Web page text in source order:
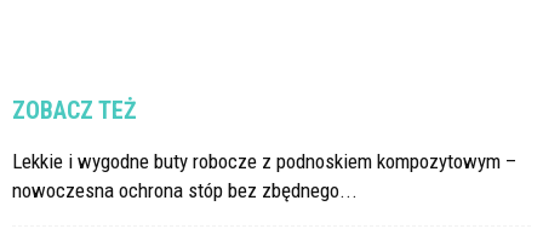
ZOBACZ TEŻ
Lekkie i wygodne buty robocze z podnoskiem kompozytowym –
nowoczesna ochrona stóp bez zbędnego...